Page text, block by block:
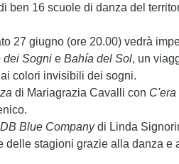
ben 16 scuole di danza del
27 giugno (ore 20.00) vedrà
dei Sogni e Bahía del Sol, un
colori invisibili dei sogni.
di Mariagrazia Cavalli con C'era
Blue Companydi Linda
delle stagioni grazie alla danza e